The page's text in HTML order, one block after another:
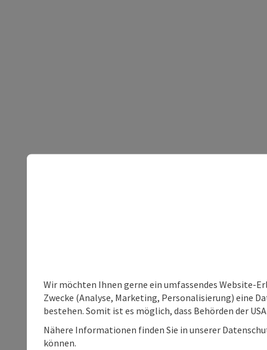
Wir möchten Ihnen gerne ein umfassendes Website-
Zwecke (Analyse, Marketing, Personalisierung) eine
bestehen. Somit ist es möglich, dass Behörden der
Nähere Informationen finden Sie in unserer
können.